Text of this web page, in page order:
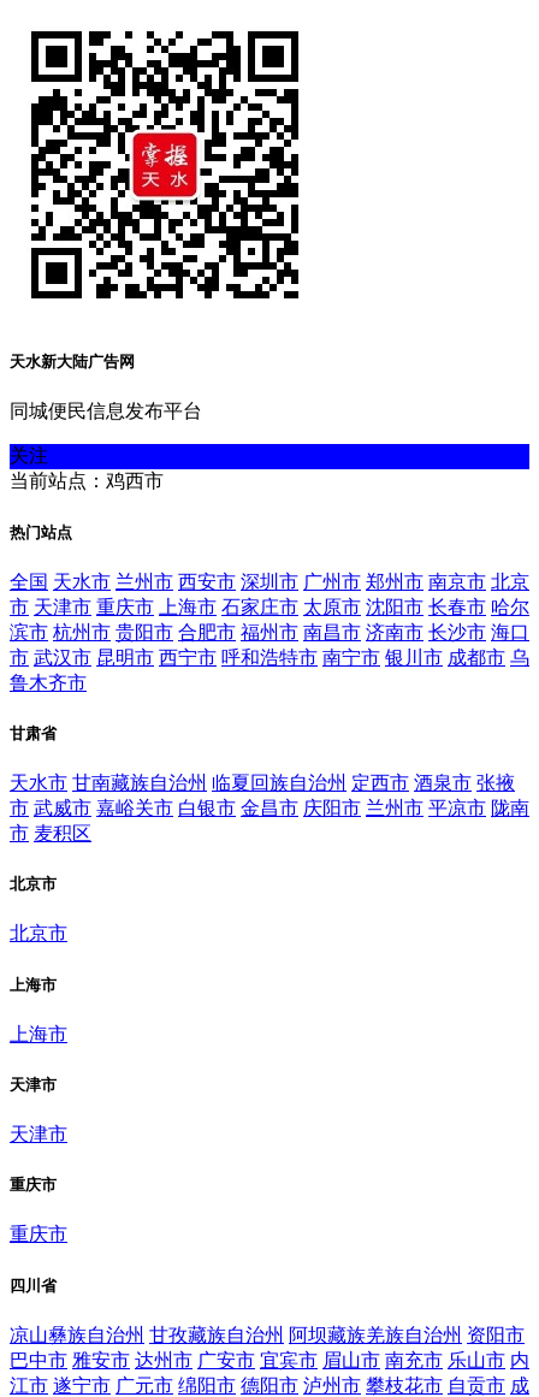
天水新大陆广告网
同城便民信息发布平台
关注
当前站点：鸡西市
热门站点
全国 天水市 兰州市 西安市 深圳市 广州市 郑州市 南京市 北京
市 天津市 重庆市 上海市 石家庄市 太原市 沈阳市 长春市 哈尔
滨市 杭州市 贵阳市 合肥市 福州市 南昌市 济南市 长沙市 海口
市 武汉市 昆明市 西宁市 呼和浩特市 南宁市 银川市 成都市 乌
鲁木齐市
甘肃省
天水市 甘南藏族自治州 临夏回族自治州 定西市 酒泉市 张掖
市 武威市 嘉峪关市 白银市 金昌市 庆阳市 兰州市 平凉市 陇南
市 麦积区
北京市
北京市
上海市
上海市
天津市
天津市
重庆市
重庆市
四川省
凉山彝族自治州 甘孜藏族自治州 阿坝藏族羌族自治州 资阳市
巴中市 雅安市 达州市 广安市 宜宾市 眉山市 南充市 乐山市 内
江市 遂宁市 广元市 绵阳市 德阳市 泸州市 攀枝花市 自贡市 成